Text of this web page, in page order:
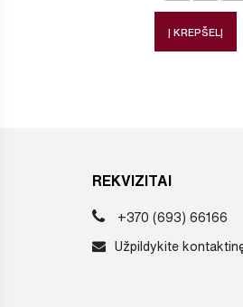
Į KREPŠELĮ
REKVIZITAI
+370 (693) 66166
Užpildykite